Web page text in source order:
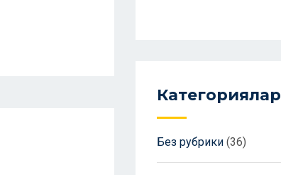
Категориялар
Без рубрики (36)